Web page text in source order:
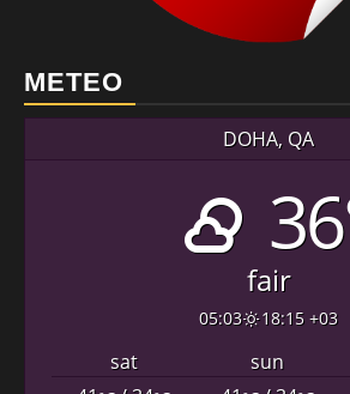
METEO
DOHA, QA
fair
05:03 18:15 +03
sat sun